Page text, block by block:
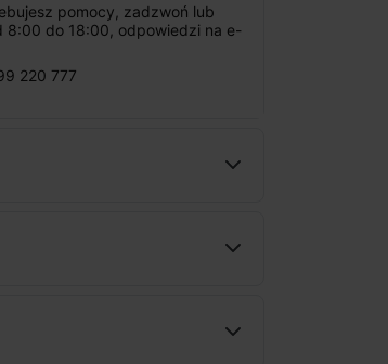
pomocy, zadzwoń lub
8:00 do 18:00, odpowiedzi na e-
220 777